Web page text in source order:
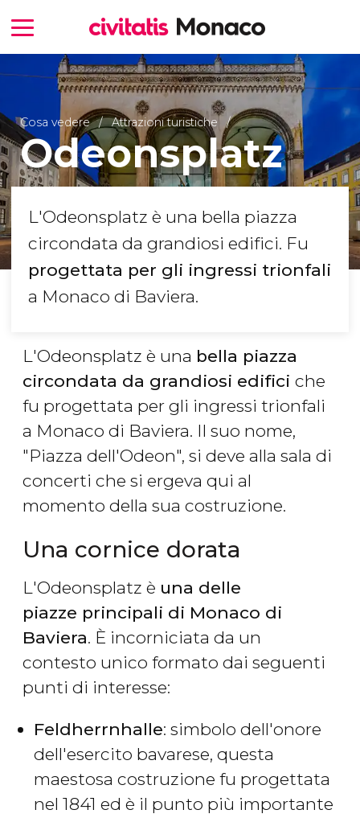
Cosa vedere Attrazioni turistiche
Odeonsplatz
L'Odeonsplatz è una bella piazza
circondata da grandiosi edifici. Fu
progettata per gli ingressi trionfali
a Monaco di Baviera.
L'Odeonsplatz è una bella piazza
circondata da grandiosi edifici che
fu progettata per gli ingressi trionfali
a Monaco di Baviera. Il suo nome,
"Piazza dell'Odeon", si deve alla sala di
concerti che si ergeva qui al
momento della sua costruzione.
Una cornice dorata
L'Odeonsplatz è una delle
piazze principali di Monaco di
Baviera. È incorniciata da un
contesto unico formato dai seguenti
punti di interesse:
Feldherrnhalle: simbolo dell'onore
dell'esercito bavarese, questa
maestosa costruzione fu progettata
nel 1841 ed è il punto più importante